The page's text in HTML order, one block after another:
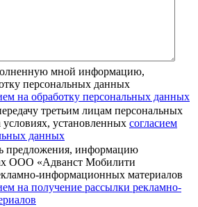
мной информацию,
персональных данных
на обработку персональных данных
третьим лицам персональных
установленных согласием
данных
предложения, информацию
ООО «Адванст Мобилити
информационных материалов
на получение рассылки рекламно-